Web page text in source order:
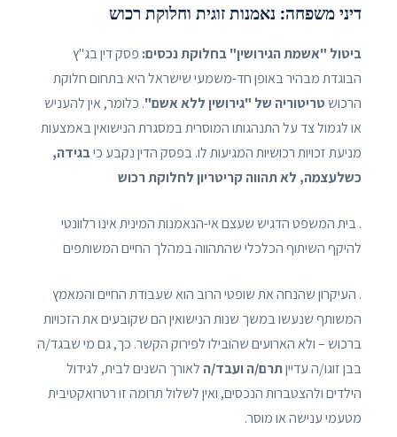
דיני משפחה: נאמנות זוגית וחלוקת רכוש
ביטול "אשמת הגירושין" בחלוקת נכסים: פסק דין בג"ץ
הבוגדת מבהיר באופן חד-משמעי שישראל היא בתחום חלוקת
הרכושטריטוריה של "גירושין ללא אשם". כלומר, אין להעניש
או לגמול צד על התנהגותו המוסרית במסגרת הנישואין באמצעות
מניעת זכויות רכושיות המגיעות לו. בפסק הדין נקבע כיבגידה,
כשלעצמה, לא תהווה קריטריון לחלוקת רכוש
. בית המשפט הדגיש שעצם אי-הנאמנות המינית אינו רלוונטי
להיקף השיתוף הכלכלי שהתהווה במהלך החיים המשותפים
. העיקרון שהנחה את שופטי הרוב הוא שעבודת החיים והמאמץ
המשותף שנעשו במשך שנות הנישואין הם שקובעים את הזכויות
ברכוש – ולא הארועים שהובילו לפירוק הקשר. כך, גם מי שבגד/ה
בבן זוגו/ה עדייןתרם/ה ועבד/ה לאורך השנים לבית, לגידול
הילדים ולהצטברות הנכסים, ואין לשלול תרומה זו רטרואקטיבית
מטעמי ענישה או מוסר.